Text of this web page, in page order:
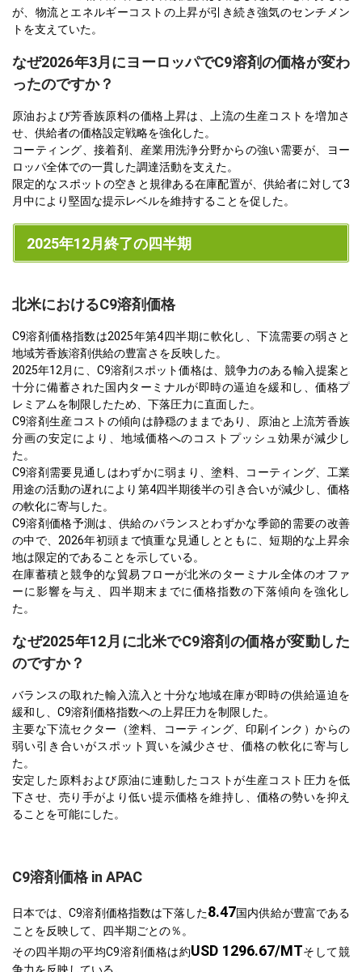
が、物流とエネルギーコストの上昇が引き続き強気のセンチメン
トを支えていた。
なぜ2026年3月にヨーロッパでC9溶剤の価格が変わ
ったのですか？
原油および芳香族原料の価格上昇は、上流の生産コストを増加さ
せ、供給者の価格設定戦略を強化した。
コーティング、接着剤、産業用洗浄分野からの強い需要が、ヨー
ロッパ全体での一貫した調達活動を支えた。
限定的なスポットの空きと規律ある在庫配置が、供給者に対して3
月中により堅固な提示レベルを維持することを促した。
2025年12月終了の四半期
北米におけるC9溶剤価格
C9溶剤価格指数は2025年第4四半期に軟化し、下流需要の弱さと
地域芳香族溶剤供給の豊富さを反映した。
2025年12月に、C9溶剤スポット価格は、競争力のある輸入提案と
十分に備蓄された国内ターミナルが即時の逼迫を緩和し、価格プ
レミアムを制限したため、下落圧力に直面した。
C9溶剤生産コストの傾向は静穏のままであり、原油と上流芳香族
分画の安定により、地域価格へのコストプッシュ効果が減少し
た。
C9溶剤需要見通しはわずかに弱まり、塗料、コーティング、工業
用途の活動の遅れにより第4四半期後半の引き合いが減少し、価格
の軟化に寄与した。
C9溶剤価格予測は、供給のバランスとわずかな季節的需要の改善
の中で、2026年初頭まで慎重な見通しとともに、短期的な上昇余
地は限定的であることを示している。
在庫蓄積と競争的な貿易フローが北米のターミナル全体のオファ
ーに影響を与え、四半期末までに価格指数の下落傾向を強化し
た。
なぜ2025年12月に北米でC9溶剤の価格が変動した
のですか？
バランスの取れた輸入流入と十分な地域在庫が即時の供給逼迫を
緩和し、C9溶剤価格指数への上昇圧力を制限した。
主要な下流セクター（塗料、コーティング、印刷インク）からの
弱い引き合いがスポット買いを減少させ、価格の軟化に寄与し
た。
安定した原料および原油に連動したコストが生産コスト圧力を低
下させ、売り手がより低い提示価格を維持し、価格の勢いを抑え
ることを可能にした。
C9溶剤価格 in APAC
日本では、C9溶剤価格指数は下落した8.47国内供給が豊富である
ことを反映して、四半期ごとの％。
その四半期の平均C9溶剤価格は約USD 1296.67/MTそして競